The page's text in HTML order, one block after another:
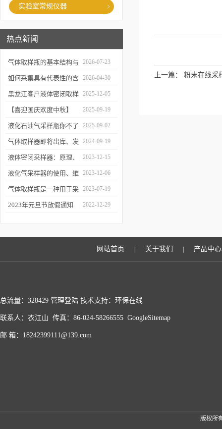
实验室常规仪器
热点新闻
气体取样瓶的基本结构与
工作逻辑是什么？
2026-07-23
如何采集具有代表性的含
油水样？——石油类采水
器原理与使用
2026-04-30
黑龙江客户液体密闭取样
器项目顺利交付
2025-12-05
【喜迎国庆欢度中秋】
2025年国庆中秋放假通知
2025-09-19
液化石油气采样瓶你不了
解的知识！
2025-09-02
气体取样器即将出库、发
货！
2024-09-19
液体密闭采样器：原理、
应用和优势
2023-12-15
液化气采样器的使用、维
护与优化
2023-12-06
气体取样瓶是一种用于采
集、贮存和分析气体样品
2023-07-19
2023年元旦节放假通知 2022-12-29
上一篇： 粉末在线采
网站首页 关于我们 产品中心
总流量：328429 管理登陆 技术支持： 环保在线
联系人：衣江山 传真：86-024-58266555 GoogleSitemap
邮 箱：18242399111@139.com
版权所